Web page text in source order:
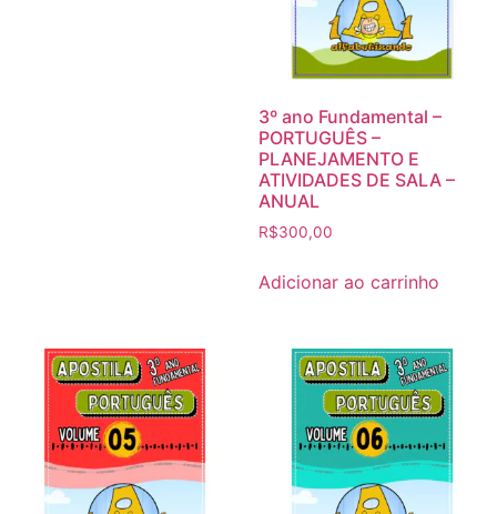
3º ano Fundamental –
PORTUGUÊS –
PLANEJAMENTO E
ATIVIDADES DE SALA –
ANUAL
R$300,00
Adicionar ao carrinho